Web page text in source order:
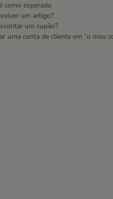
como esperado
um artigo?
um cupão?
uma conta de cliente em “o meu